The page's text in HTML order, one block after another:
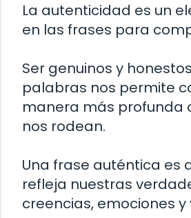
La autenticidad es un
en las frases para
Ser genuinos y
palabras nos permite
manera más profunda
nos rodean.
Una frase auténtica es
refleja nuestras
creencias, emociones y